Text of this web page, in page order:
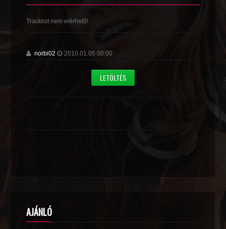
Tracklist nem elérhető!
norbi02 2010.01.05 00:00
LETÖLTÉS
AJÁNLÓ